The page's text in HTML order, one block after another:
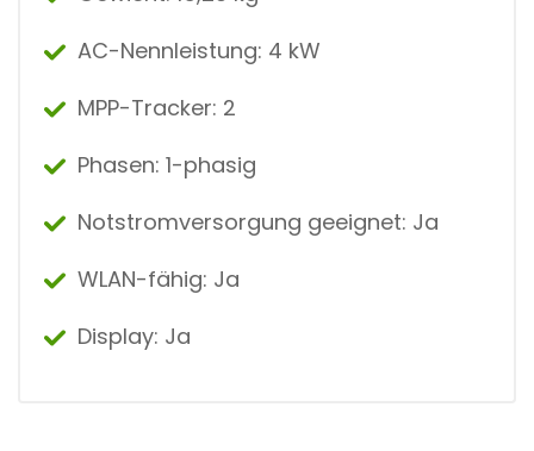
AC-Nennleistung: 4 kW
MPP-Tracker: 2
Phasen: 1-phasig
Notstromversorgung geeignet: Ja
WLAN-fähig: Ja
Display: Ja